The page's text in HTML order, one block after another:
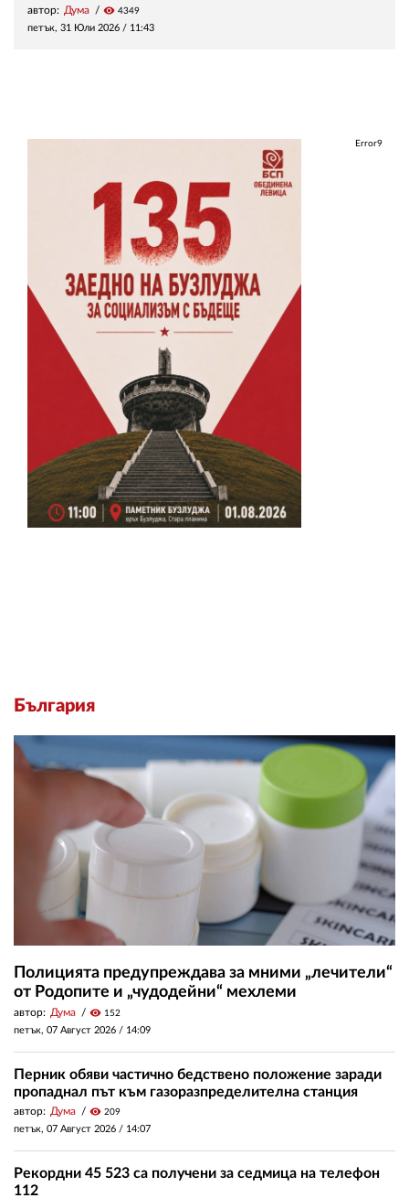
автор: Дума visibility 4349
петък, 31 Юли 2026 / 11:43
Error9
България
Полицията предупреждава за мними „лечители“
от Родопите и „чудодейни“ мехлеми
автор: Дума visibility 152
петък, 07 Август 2026 / 14:09
Перник обяви частично бедствено положение заради
пропаднал път към газоразпределителна станция
автор: Дума visibility 209
петък, 07 Август 2026 / 14:07
Рекордни 45 523 са получени за седмица на телефон
112